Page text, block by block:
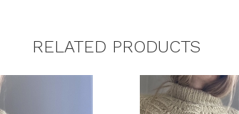
RELATED PRODUCTS